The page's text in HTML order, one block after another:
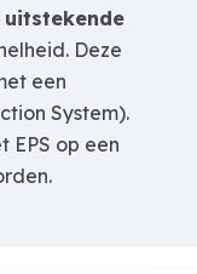
uitstekende
Deze
een
System).
EPS op een